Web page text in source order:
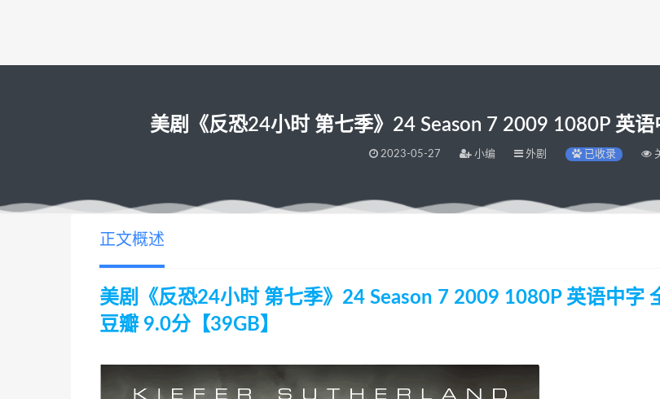
美剧《反恐24小时 第七季》24 Season 7 2009 1080P 英语
2023-05-27 小编 外剧 已收录
正文概述
美剧《反恐24小时 第七季》24 Season 7 2009 1080P 英语中字
豆瓣 9.0分【39GB】